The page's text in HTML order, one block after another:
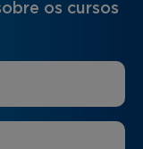
os cursos